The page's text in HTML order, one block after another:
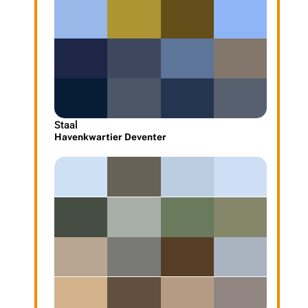
Staal
Havenkwartier Deventer